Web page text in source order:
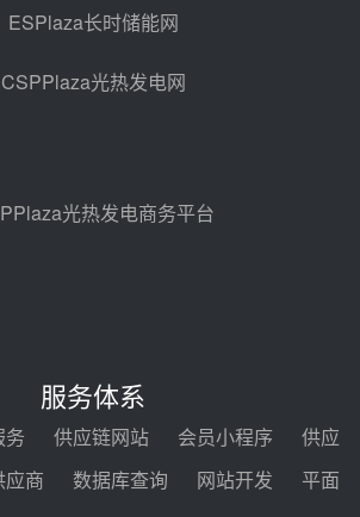
350MW光热大基地建设提速！哈
锅中标格尔木项目蒸汽发生系统
前天 08-04 09:54
前天 08-04 09:27
目海南州香加#1储能工程EPC总承
包项目设备采购
河北金悦弘千中标重能新疆天山北
麓100MW光热发电项目用“碳钢、
ESPlaza长时储能网
CSPPlaza光热发电网
光热发电商务平台
服务体系
务 供应链网站 会员小程序
供应
应商 数据库查询 网站开发
平面